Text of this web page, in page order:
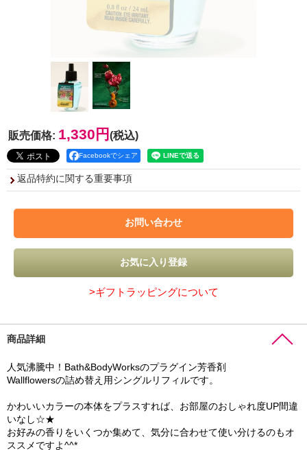
販売価格: 1,330円 (税込)
Facebookでシェア
返品特約に関する重要事項
>ギフトラッピングについて
商品詳細
人気沸騰中！Bath&BodyWorksのプラグイン芳香剤
Wallflowersの詰め替え用シングルリフィルです。
かわいいカラーの本体をプラスすれば、お部屋のおしゃれ度UP間違
いなし☆★
お好みの香りをいくつか集めて、気分に合わせて使い分けるのもオ
ススメですよ^^*